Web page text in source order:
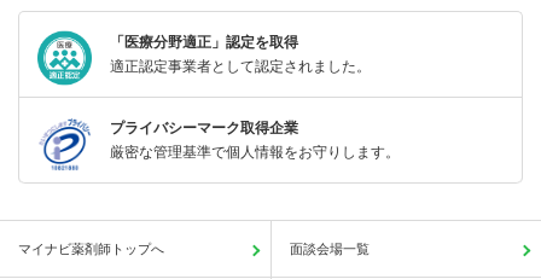
「医療分野適正」認定を取得
適正認定事業者として認定されました。
プライバシーマーク取得企業
厳密な管理基準で個人情報をお守りします。
マイナビ薬剤師トップへ 面談会場一覧